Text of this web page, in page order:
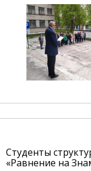
Студенты
«Равнение на